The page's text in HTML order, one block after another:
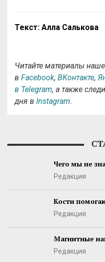
Текст: Алла Салькова
Читайте материалы
в Facebook, ВКонтакте,
в Telegram, а также
дня в Instagram.
Чего мы не
Редакция
Кости
Редакция
Магнитные
Редакция